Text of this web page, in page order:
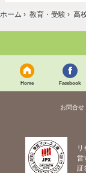
ホーム › 教育・受験 › 高
Home Facebook
お問合せ
リ
営
証